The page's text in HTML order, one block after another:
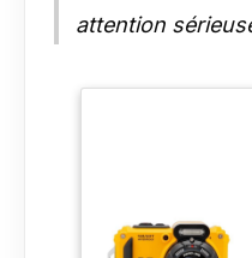
attention